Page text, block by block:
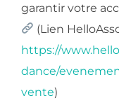
garantir votre
(Lien
https://
dance/
vente)